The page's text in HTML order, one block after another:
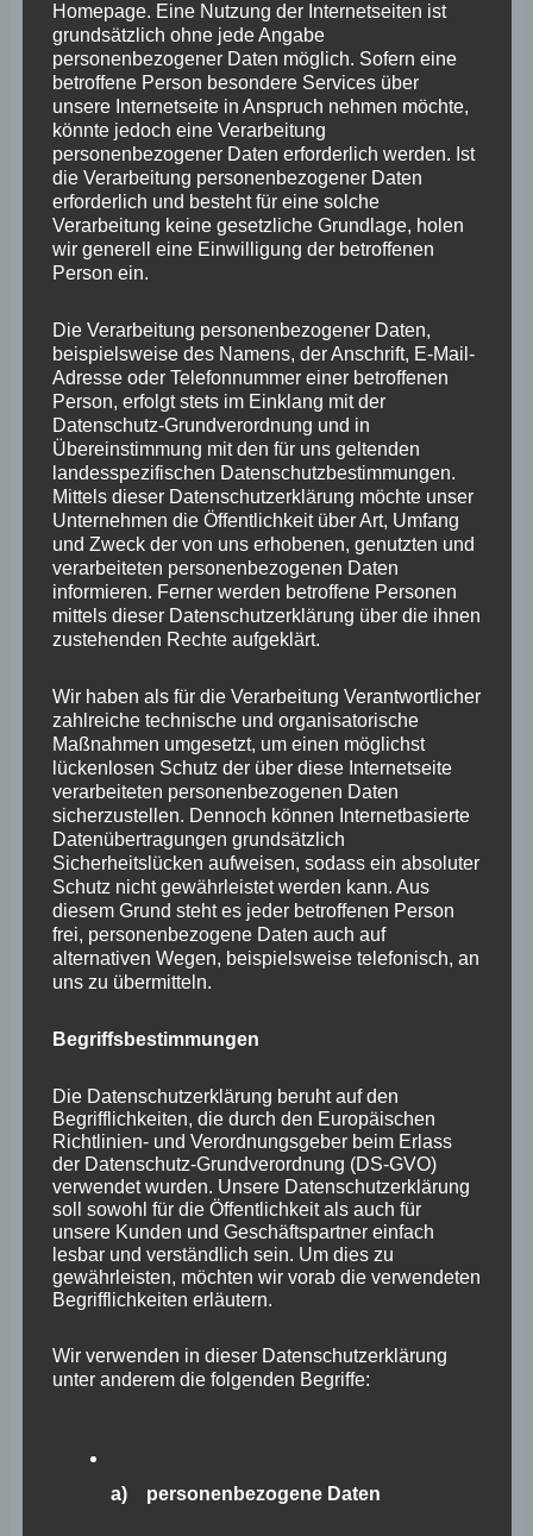
personenbezogenen Daten zu verarbeiten.</li>
<li>
<h4>k) Einwilligung</h4>
Einwilligung ist jede von der betroffenen Person
freiwillig für den bestimmten Fall in informierter Weise
und unmissverständlich abgegebene Willensbekundung
in Form einer Erklärung oder einer sonstigen eindeutigen
bestätigenden Handlung, mit der die betroffene Person
betreffenden personenbezogenen Daten einverstanden
ist.</li>
</ul>
<h4>Name und Anschrift des für die Verarbeitung
Verantwortlichen</h4>
Verantwortlicher im Sinne der Datenschutz-
Grundverordnung, sonstiger in den Mitgliedstaaten der
Europäischen Union geltenden Datenschutzgesetze und
anderer Bestimmungen mit datenschutzrechtlichem
Charakter ist die:
Stephan Wefelscheid, MdL
Kurfürstenstraße 23
56068 Koblenz
Deutschland
02619153777
E-Mail:info@stephan-wefelscheid.de
<h4>Cookies / SessionStorage / LocalStorage</h4>
Die Internetseiten verwenden teilweise so genannte
Cookies, LocalStorage und SessionStorage. Dies dient
dazu, unser Angebot nutzerfreundlicher, effektiver und
sicherer zu machen. Local Storage und SessionStorage
Ihrem Computer oder mobilen Gerät abspeichert.
Homepage. Eine Nutzung der Internetseiten ist
grundsätzlich ohne jede Angabe
personenbezogener Daten möglich. Sofern eine
betroffene Person besondere Services über
unsere Internetseite in Anspruch nehmen möchte,
könnte jedoch eine Verarbeitung
personenbezogener Daten erforderlich werden. Ist
die Verarbeitung personenbezogener Daten
erforderlich und besteht für eine solche
Verarbeitung keine gesetzliche Grundlage, holen
wir generell eine Einwilligung der betroffenen
Person ein.
Die Verarbeitung personenbezogener Daten,
beispielsweise des Namens, der Anschrift, E-Mail-
Adresse oder Telefonnummer einer betroffenen
Person, erfolgt stets im Einklang mit der
Datenschutz-Grundverordnung und in
Übereinstimmung mit den für uns geltenden
landesspezifischen Datenschutzbestimmungen.
Mittels dieser Datenschutzerklärung möchte unser
Unternehmen die Öffentlichkeit über Art, Umfang
und Zweck der von uns erhobenen, genutzten und
verarbeiteten personenbezogenen Daten
informieren. Ferner werden betroffene Personen
mittels dieser Datenschutzerklärung über die ihnen
zustehenden Rechte aufgeklärt.
Wir haben als für die Verarbeitung Verantwortlicher
zahlreiche technische und organisatorische
Maßnahmen umgesetzt, um einen möglichst
lückenlosen Schutz der über diese Internetseite
verarbeiteten personenbezogenen Daten
sicherzustellen. Dennoch können Internetbasierte
Datenübertragungen grundsätzlich
Sicherheitslücken aufweisen, sodass ein absoluter
Schutz nicht gewährleistet werden kann. Aus
diesem Grund steht es jeder betroffenen Person
frei, personenbezogene Daten auch auf
alternativen Wegen, beispielsweise telefonisch, an
uns zu übermitteln.
Begriffsbestimmungen
Die Datenschutzerklärung beruht auf den
Begrifflichkeiten, die durch den Europäischen
Richtlinien- und Verordnungsgeber beim Erlass
der Datenschutz-Grundverordnung (DS-GVO)
verwendet wurden. Unsere Datenschutzerklärung
soll sowohl für die Öffentlichkeit als auch für
unsere Kunden und Geschäftspartner einfach
lesbar und verständlich sein. Um dies zu
gewährleisten, möchten wir vorab die verwendeten
Begrifflichkeiten erläutern.
Wir verwenden in dieser Datenschutzerklärung
unter anderem die folgenden Begriffe:
a) personenbezogene Daten